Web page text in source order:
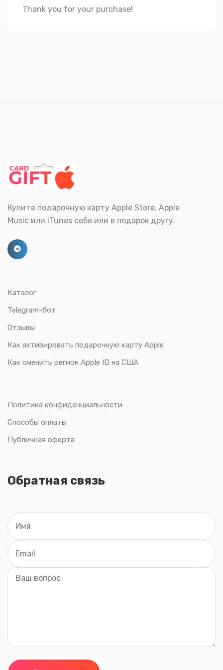
Thank you for your purchase!
Купите подарочную карту Apple Store, Apple
Music или iTunes себе или в подарок другу.
Каталог
Telegram-бот
Отзывы
Как активировать подарочную карту Apple
Как сменить регион Apple ID на США
Политика конфиденциальности
Способы оплаты
Публичная оферта
Обратная связь